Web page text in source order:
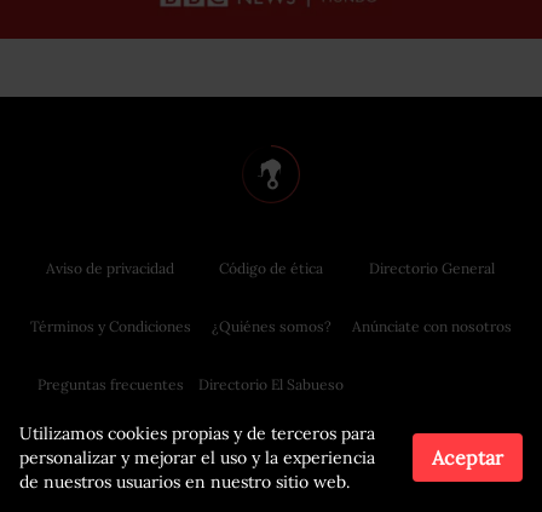
Utilizamos cookies propias y de terceros para
personalizar y mejorar el uso y la experiencia
de nuestros usuarios en nuestro sitio web.
Aceptar
Aviso de privacidad
Términos y Condiciones
Preguntas frecuentes
Código de ética
¿Quiénes somos?
Directorio El Sabueso
Directorio General
Anúnciate con nosotros